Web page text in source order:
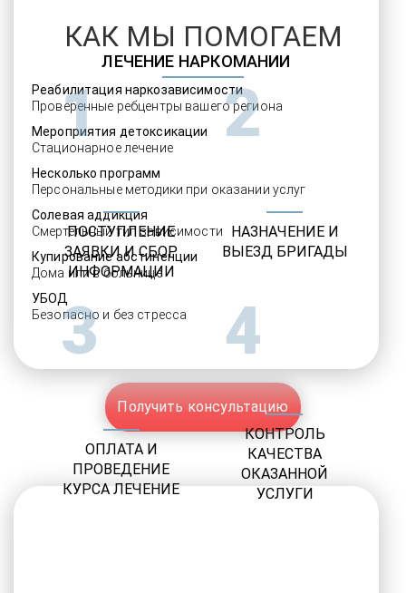
ЛЕЧЕНИЕ НАРКОМАНИИ
Реабилитация наркозависимости
Проверенные ребцентры вашего региона
Мероприятия детоксикации
Стационарное лечение
Несколько программ
Персональные методики при оказании услуг
Солевая аддикция
Смертельный тип зависимости
Купирование абстиненции
Дома или в больнице
УБОД
Безопасно и без стресса
Получить консультацию
КАК МЫ ПОМОГАЕМ
1
ПОСТУПЛЕНИЕ
ЗАЯВКИ И СБОР
ИНФОРМАЦИИ
2
НАЗНАЧЕНИЕ И
ВЫЕЗД БРИГАДЫ
3
ОПЛАТА И
ПРОВЕДЕНИЕ
КУРСА ЛЕЧЕНИЕ
4
КОНТРОЛЬ
КАЧЕСТВА
ОКАЗАННОЙ
УСЛУГИ